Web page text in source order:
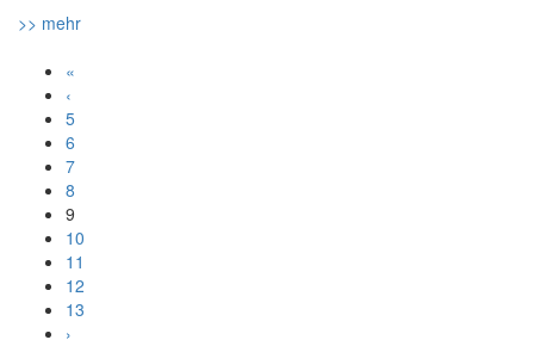
>> mehr
«
‹
5
6
7
8
9
10
11
12
13
›